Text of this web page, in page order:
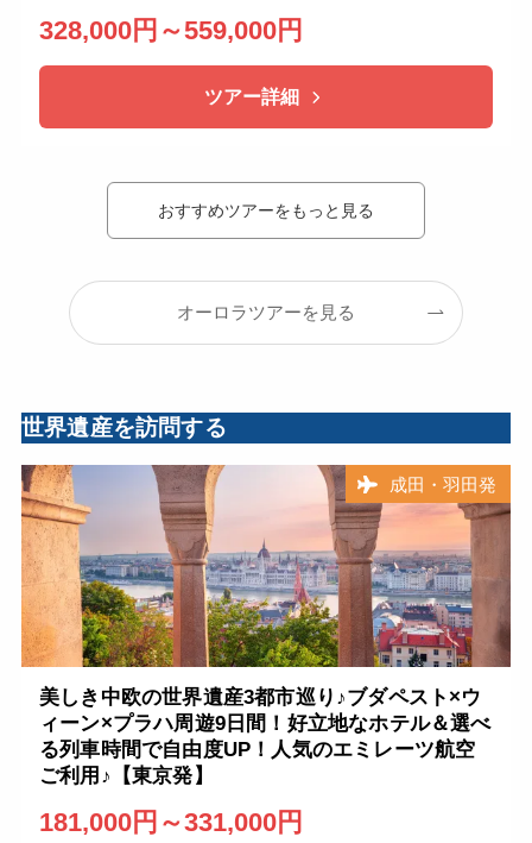
328,000円～559,000円
ツアー詳細
おすすめツアーをもっと見る
オーロラツアーを見る
世界遺産を訪問する
成田・羽田発
美しき中欧の世界遺産3都市巡り♪ブダペスト×ウ
ィーン×プラハ周遊9日間！好立地なホテル＆選べ
る列車時間で自由度UP！人気のエミレーツ航空
ご利用♪【東京発】
181,000円～331,000円